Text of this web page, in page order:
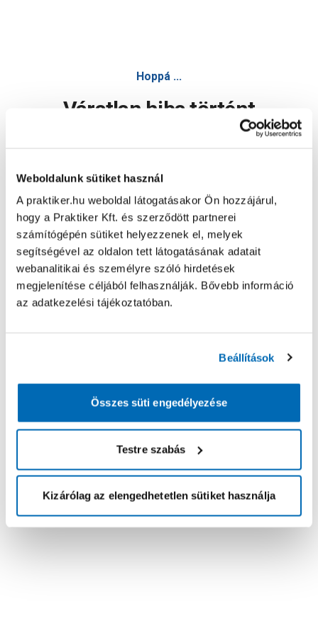
Weboldalunk sütiket használ
A praktiker.hu weboldal látogatásakor Ön hozzájárul,
hogy a Praktiker Kft. és szerződött partnerei
számítógépén sütiket helyezzenek el, melyek
segítségével az oldalon tett látogatásának adatait
webanalitikai és személyre szóló hirdetések
megjelenítése céljából felhasználják. Bővebb információ
az adatkezelési tájékoztatóban.
Beállítások
Összes süti engedélyezése
Testre szabás
Kizárólag az elengedhetetlen sütiket használja
Hoppá ...
Váratlan hiba történt
Oldal újratöltése